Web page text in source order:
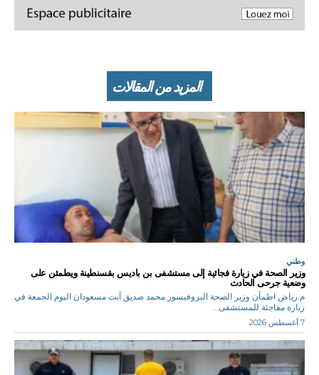
المزيد من المقالات
وطني
وزير الصحة في زيارة فجائية إلى مستشفى بن باديس بقسنطينة ويطمئن على
وضعية جرحى الحادث
م.رياض اطمأن وزير الصحة البروفيسور محمد صديق آيت مسعودان اليوم الجمعة في
زيارة مفاجئة للمستشفى...
7 أغسطس 2026